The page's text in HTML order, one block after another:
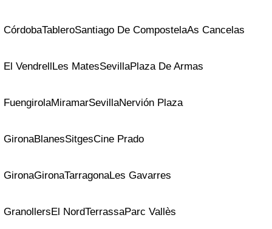
CórdobaTableroSantiago De CompostelaAs Cancelas
El VendrellLes MatesSevillaPlaza De Armas
FuengirolaMiramarSevillaNervión Plaza
GironaBlanesSitgesCine Prado
GironaGironaTarragonaLes Gavarres
GranollersEl NordTerrassaParc Vallès